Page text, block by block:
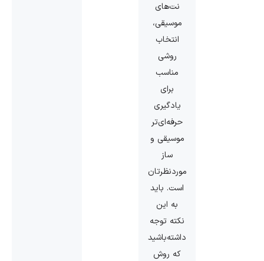
نت‌های
موسیقی،
انتخاب
روشی
مناسب
برای
یادگیری
حرفه‌ای‌تر
موسیقی و
ساز
موردنظرتان
است. باید
به این
نکته توجه
داشته‌باشید
که روش